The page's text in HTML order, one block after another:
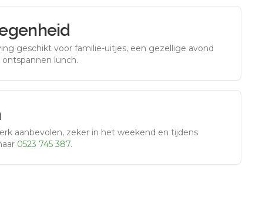
geschikt voor familie-uitjes, een gezellige avond
lunch.
aanbevolen, zeker in het weekend en tijdens
0523 745 387.